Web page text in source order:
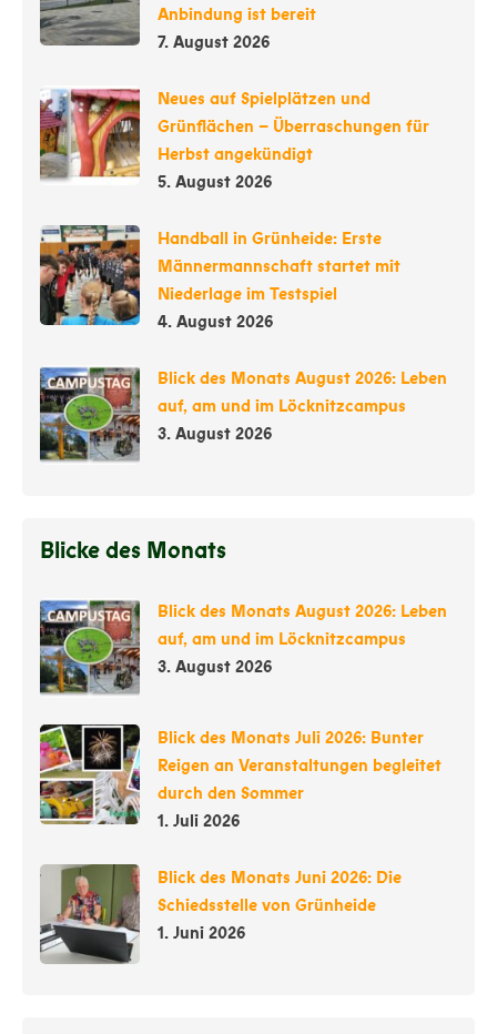
Anbindung ist bereit
7. August 2026
Neues auf Spielplätzen und
Grünflächen – Überraschungen für
Herbst angekündigt
5. August 2026
Handball in Grünheide: Erste
Männermannschaft startet mit
Niederlage im Testspiel
4. August 2026
Blick des Monats August 2026: Leben
auf, am und im Löcknitzcampus
3. August 2026
Blicke des Monats
Blick des Monats August 2026: Leben
auf, am und im Löcknitzcampus
3. August 2026
Blick des Monats Juli 2026: Bunter
Reigen an Veranstaltungen begleitet
durch den Sommer
1. Juli 2026
Blick des Monats Juni 2026: Die
Schiedsstelle von Grünheide
1. Juni 2026